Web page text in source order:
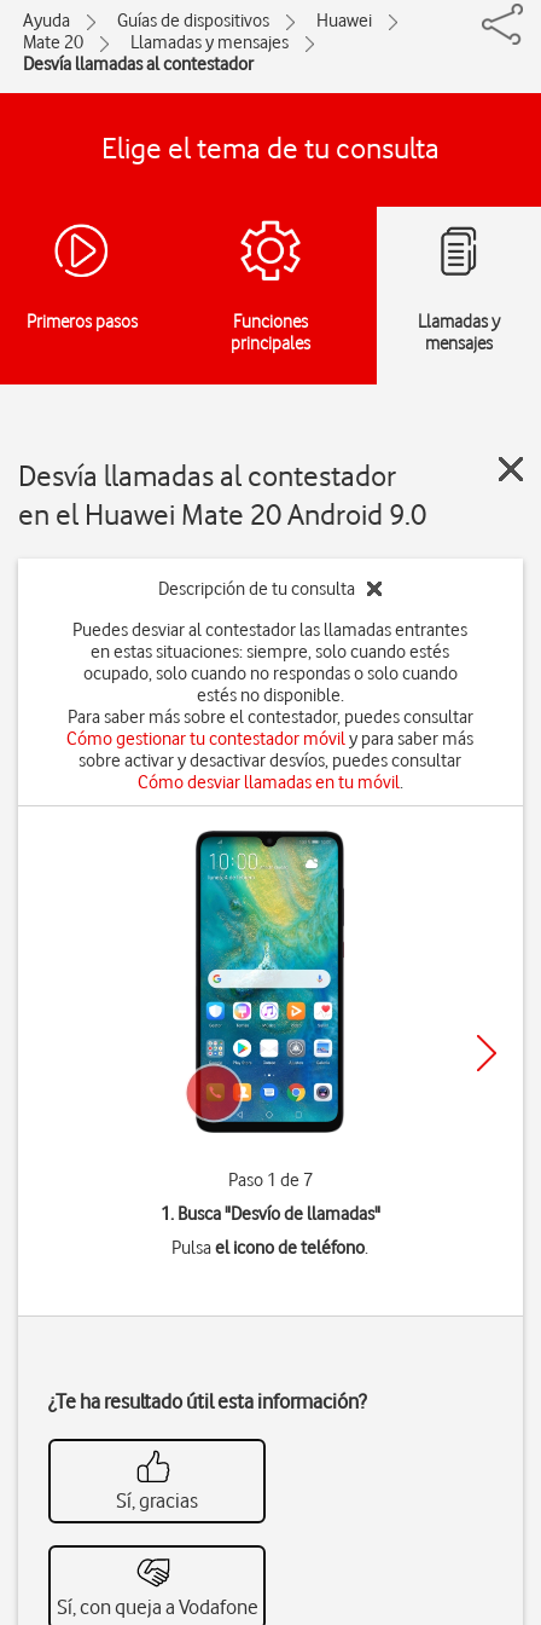
Ayuda Guías de dispositivos
Huawei
Mate 20
Llamadas y mensajes
Desvía llamadas al contestador
Elige el tema de tu consulta
Primeros pasos
Funciones
principales
Llamadas y
mensajes
Desvía llamadas al contestador
en el Huawei Mate 20 Android 9.0
Descripción de tu consulta
Puedes desviar al contestador las llamadas entrantes
en estas situaciones: siempre, solo cuando estés
ocupado, solo cuando no respondas o solo cuando
estés no disponible.
Para saber más sobre el contestador, puedes consultar
Cómo gestionar tu contestador móvily para saber más
sobre activar y desactivar desvíos, puedes consultar
Cómo desviar llamadas en tu móvil.
Paso 1 de 7
1. Busca "Desvío de llamadas"
Pulsael icono de teléfono.
¿Te ha resultado útil esta información?
Sí, gracias
Sí, con queja a Vodafone